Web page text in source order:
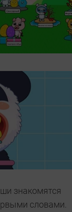
знакомятся
словами.